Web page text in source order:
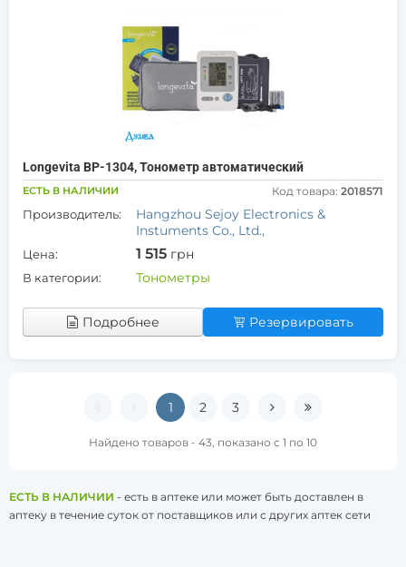
Longevita BP-1304, Тонометр автоматический
ЕСТЬ В НАЛИЧИИ Код товара: 2018571
Производитель:
Hangzhou Sejoy Electronics &
Instuments Co., Ltd.,
Цена: 1 515 грн
В категории: Тонометры
Подробнее Резервировать
1 2 3
Найдено товаров - 43, показано с 1 по 10
ЕСТЬ В НАЛИЧИИ - есть в аптеке или может быть доставлен в
аптеку в течение суток от поставщиков или с других аптек сети